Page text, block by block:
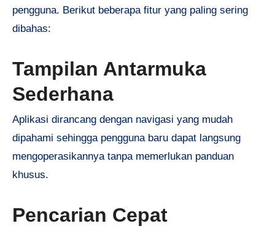
pengguna. Berikut beberapa fitur yang paling sering
dibahas:
Tampilan Antarmuka
Sederhana
Aplikasi dirancang dengan navigasi yang mudah
dipahami sehingga pengguna baru dapat langsung
mengoperasikannya tanpa memerlukan panduan
khusus.
Pencarian Cepat